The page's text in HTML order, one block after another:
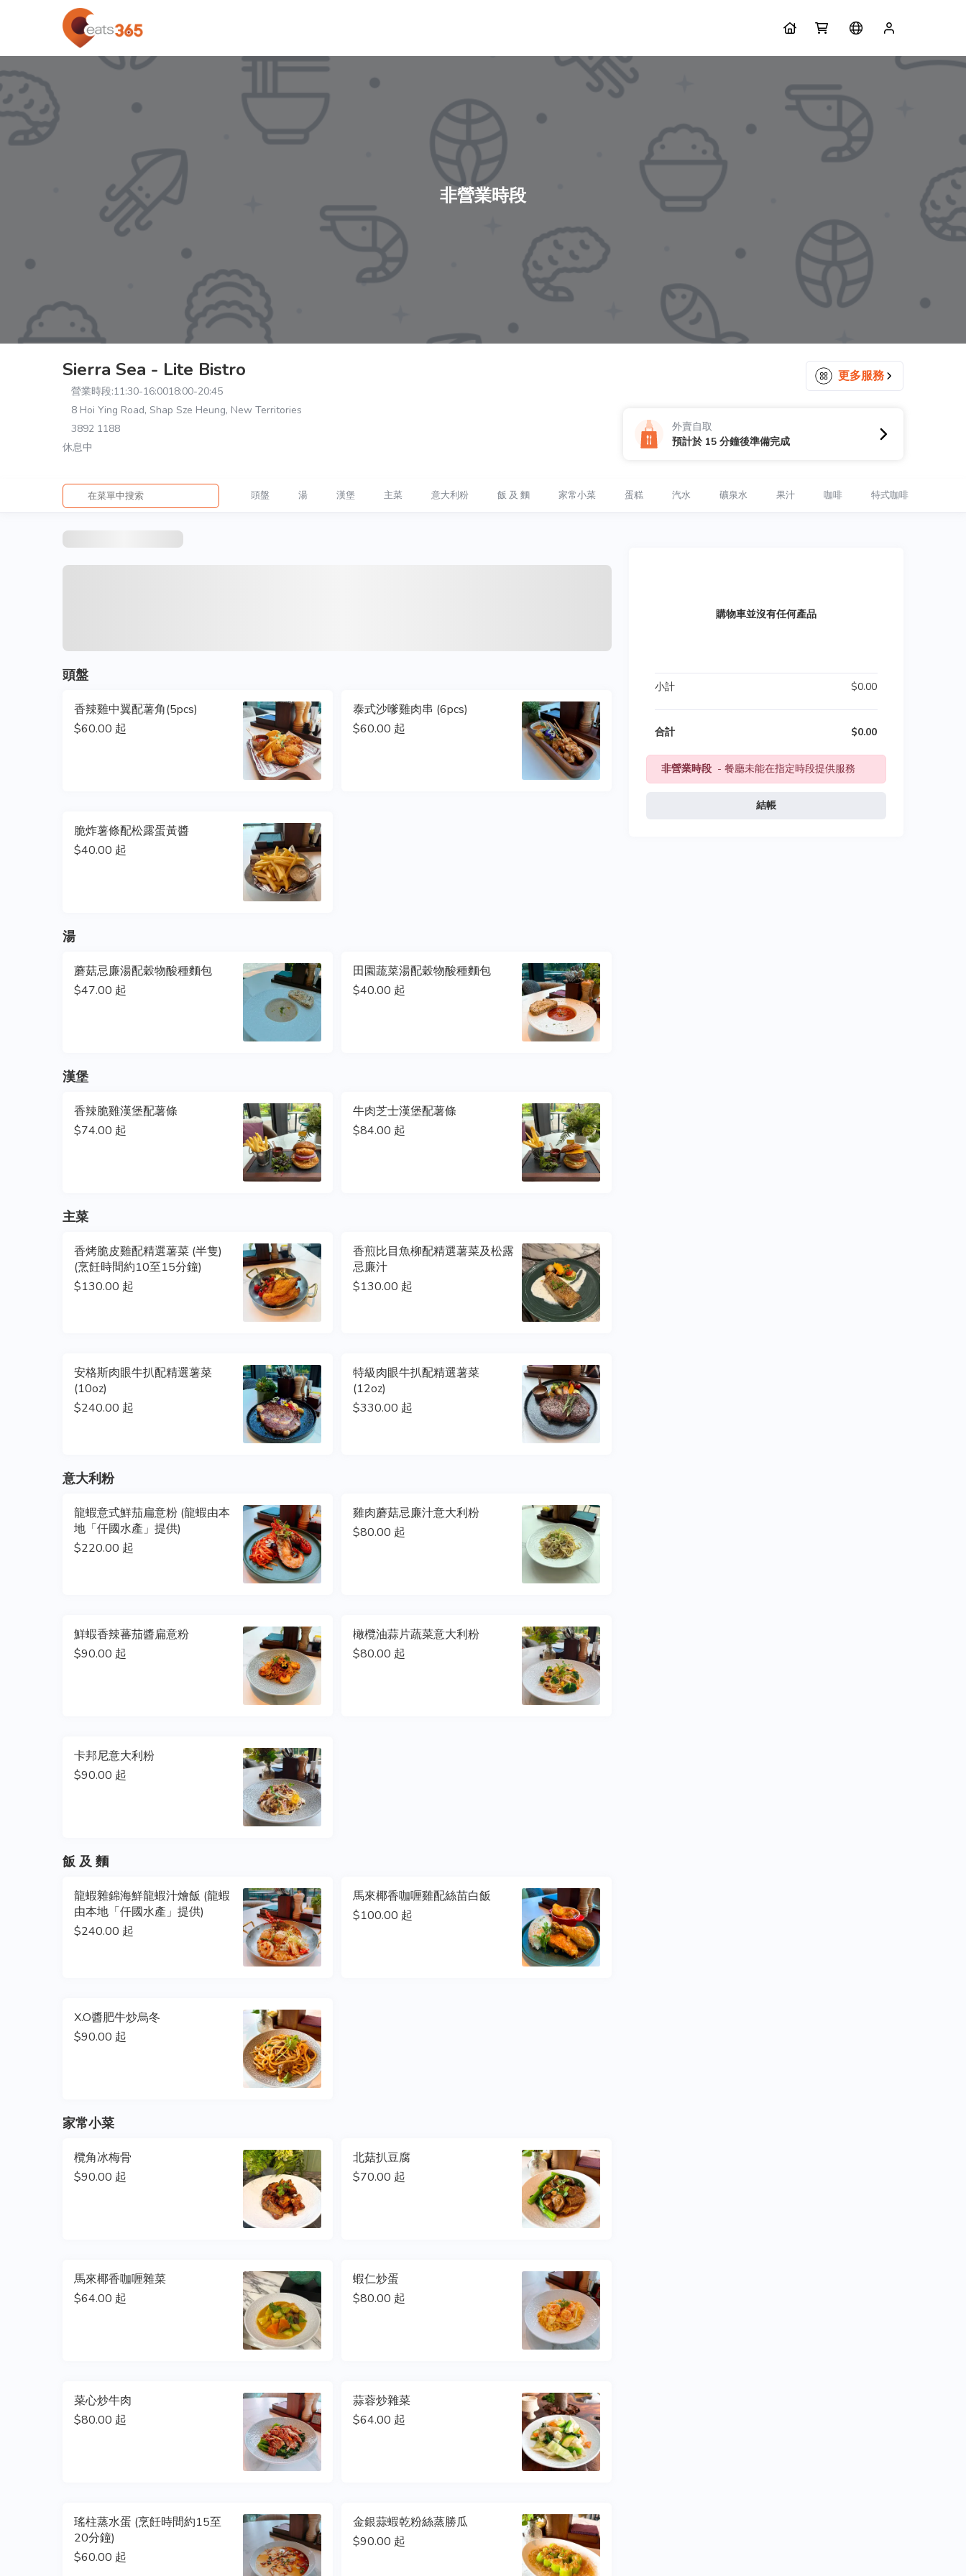
非營業時段
Sierra Sea - Lite Bistro
營業時段:11:30-16:0018:00-20:45
8 Hoi Ying Road, Shap Sze Heung, New Territories
3892 1188
休息中
更多服務
外賣自取
預計於 15 分鐘後準備完成
頭盤 湯 漢堡 主菜 意大利粉 飯 及 麵 家常小菜 蛋糕 汽水 礦泉水 果汁 咖啡 特式咖啡
頭盤
香辣雞中翼配薯角(5pcs)
$60.00 起
泰式沙嗲雞肉串 (6pcs)
$60.00 起
脆炸薯條配松露蛋黃醬
$40.00 起
湯
蘑菇忌廉湯配穀物酸種麵包
$47.00 起
田園蔬菜湯配穀物酸種麵包
$40.00 起
漢堡
香辣脆雞漢堡配薯條
$74.00 起
牛肉芝士漢堡配薯條
$84.00 起
主菜
香烤脆皮雞配精選薯菜 (半隻)
(烹飪時間約10至15分鐘)
$130.00 起
香煎比目魚柳配精選薯菜及松露
忌廉汁
$130.00 起
安格斯肉眼牛扒配精選薯菜
(10oz)
$240.00 起
特級肉眼牛扒配精選薯菜
(12oz)
$330.00 起
意大利粉
龍蝦意式鮮茄扁意粉 (龍蝦由本
地「仟國水產」提供)
$220.00 起
雞肉蘑菇忌廉汁意大利粉
$80.00 起
鮮蝦香辣蕃茄醬扁意粉
$90.00 起
橄欖油蒜片蔬菜意大利粉
$80.00 起
卡邦尼意大利粉
$90.00 起
飯 及 麵
龍蝦雜錦海鮮龍蝦汁燴飯 (龍蝦
由本地「仟國水產」提供)
$240.00 起
馬來椰香咖喱雞配絲苗白飯
$100.00 起
X.O醬肥牛炒烏冬
$90.00 起
家常小菜
欖角冰梅骨
$90.00 起
北菇扒豆腐
$70.00 起
馬來椰香咖喱雜菜
$64.00 起
蝦仁炒蛋
$80.00 起
菜心炒牛肉
$80.00 起
蒜蓉炒雜菜
$64.00 起
瑤柱蒸水蛋 (烹飪時間約15至
20分鐘)
$60.00 起
金銀蒜蝦乾粉絲蒸勝瓜
$90.00 起
購物車並沒有任何產品
小計 $0.00
合計 $0.00
非營業時段 - 餐廳未能在指定時段提供服務
結帳